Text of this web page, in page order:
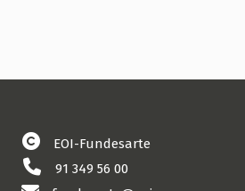
EOI-Fundesarte
91 349 56 00